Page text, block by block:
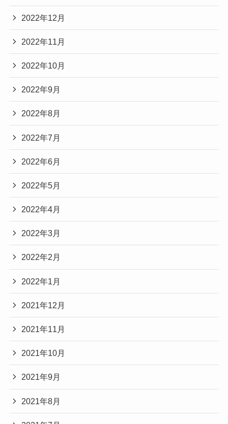
2022年12月
2022年11月
2022年10月
2022年9月
2022年8月
2022年7月
2022年6月
2022年5月
2022年4月
2022年3月
2022年2月
2022年1月
2021年12月
2021年11月
2021年10月
2021年9月
2021年8月